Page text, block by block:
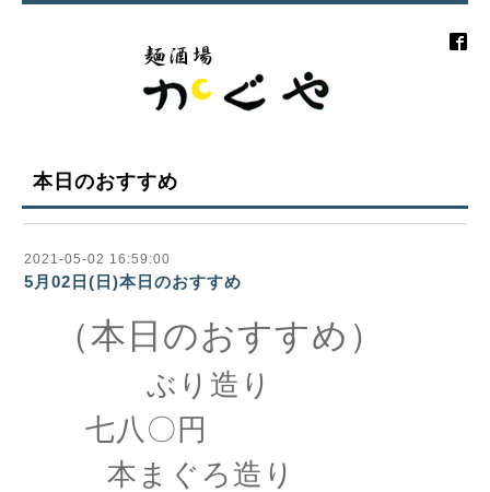
本日のおすすめ
2021-05-02 16:59:00
5月02日(日)本日のおすすめ
（本日のおすすめ）
ぶり造り
七八〇円
本まぐろ造り